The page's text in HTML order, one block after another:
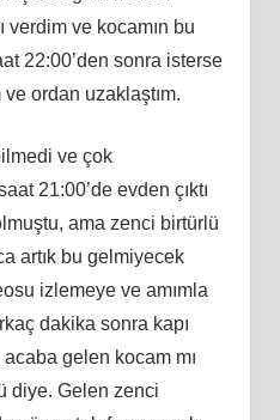
verdim ve kocamın bu
22:00’den sonra isterse
ordan uzaklaştım.
ve çok
21:00’de evden çıktı
ama zenci birtürlü
artık bu gelmiyecek
izlemeye ve amımla
dakika sonra kapı
gelen kocam mı
diye. Gelen zenci